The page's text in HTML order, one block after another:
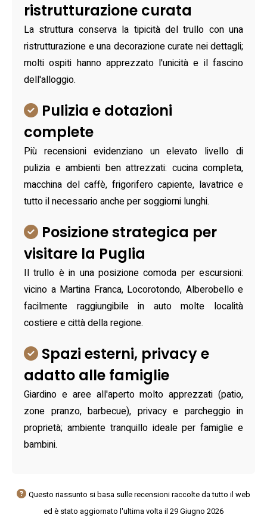
ristrutturazione curata
La struttura conserva la tipicità del trullo con una
ristrutturazione e una decorazione curate nei dettagli;
molti ospiti hanno apprezzato l'unicità e il fascino
dell'alloggio.
Pulizia e dotazioni
complete
Più recensioni evidenziano un elevato livello di
pulizia e ambienti ben attrezzati: cucina completa,
macchina del caffè, frigorifero capiente, lavatrice e
tutto il necessario anche per soggiorni lunghi.
Posizione strategica per
visitare la Puglia
Il trullo è in una posizione comoda per escursioni:
vicino a Martina Franca, Locorotondo, Alberobello e
facilmente raggiungibile in auto molte località
costiere e città della regione.
Spazi esterni, privacy e
adatto alle famiglie
Giardino e aree all'aperto molto apprezzati (patio,
zone pranzo, barbecue), privacy e parcheggio in
proprietà; ambiente tranquillo ideale per famiglie e
bambini.
Questo riassunto si basa sulle recensioni raccolte da tutto il web
ed è stato aggiornato l'ultima volta il 29 Giugno 2026